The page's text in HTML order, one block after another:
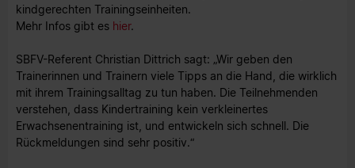
kindgerechten Trainingseinheiten.
Mehr Infos gibt es hier.
SBFV-Referent Christian Dittrich sagt: „Wir geben den
Trainerinnen und Trainern viele Tipps an die Hand, die wirklich
mit ihrem Trainingsalltag zu tun haben. Die Teilnehmenden
verstehen, dass Kindertraining kein verkleinertes
Erwachsenentraining ist, und entwickeln sich schnell. Die
Rückmeldungen sind sehr positiv.“